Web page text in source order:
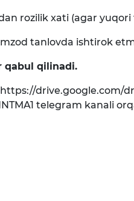
rozilik xati (agar yuqori
tanlovda ishtirok
qabul qilinadi.
drive.google.com/
telegram kanali